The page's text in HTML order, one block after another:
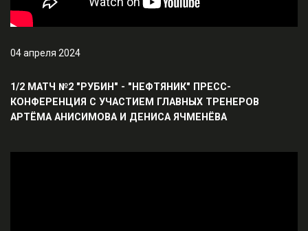
04 апреля 2024
1/2 МАТЧ №2 "РУБИН" - "НЕФТЯНИК" ПРЕСС-
КОНФЕРЕНЦИЯ С УЧАСТИЕМ ГЛАВНЫХ ТРЕНЕРОВ
АРТЁМА АНИСИМОВА И ДЕНИСА ЯЧМЕНЁВА